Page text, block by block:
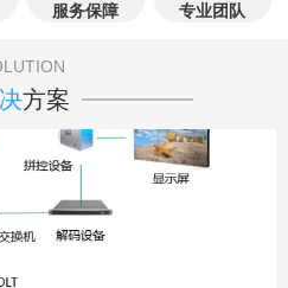
服务保障 专业团队
方案